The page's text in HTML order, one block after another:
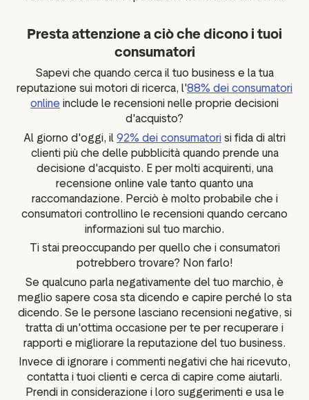
Presta attenzione a ciò che dicono i tuoi
consumatori
Sapevi che quando cerca il tuo business e la tua
reputazione sui motori di ricerca, l'88% dei consumatori
online include le recensioni nelle proprie decisioni
d'acquisto?
Al giorno d'oggi, il 92% dei consumatori si fida di altri
clienti più che delle pubblicità quando prende una
decisione d'acquisto. E per molti acquirenti, una
recensione online vale tanto quanto una
raccomandazione. Perciò è molto probabile che i
consumatori controllino le recensioni quando cercano
informazioni sul tuo marchio.
Ti stai preoccupando per quello che i consumatori
potrebbero trovare? Non farlo!
Se qualcuno parla negativamente del tuo marchio, è
meglio sapere cosa sta dicendo e capire perché lo sta
dicendo. Se le persone lasciano recensioni negative, si
tratta di un'ottima occasione per te per recuperare i
rapporti e migliorare la reputazione del tuo business.
Invece di ignorare i commenti negativi che hai ricevuto,
contatta i tuoi clienti e cerca di capire come aiutarli.
Prendi in considerazione i loro suggerimenti e usa le